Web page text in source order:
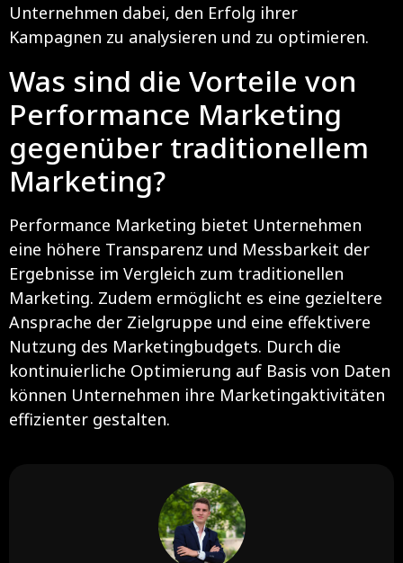
Unternehmen dabei, den Erfolg ihrer
Kampagnen zu analysieren und zu optimieren.
Was sind die Vorteile von
Performance Marketing
gegenüber traditionellem
Marketing?
Performance Marketing bietet Unternehmen
eine höhere Transparenz und Messbarkeit der
Ergebnisse im Vergleich zum traditionellen
Marketing. Zudem ermöglicht es eine gezieltere
Ansprache der Zielgruppe und eine effektivere
Nutzung des Marketingbudgets. Durch die
kontinuierliche Optimierung auf Basis von Daten
können Unternehmen ihre Marketingaktivitäten
effizienter gestalten.